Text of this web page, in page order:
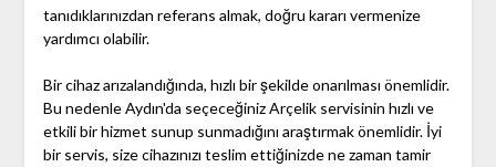
tanıdıklarınızdan referans almak, doğru kararı vermenize
yardımcı olabilir.
Bir cihaz arızalandığında, hızlı bir şekilde onarılması önemlidir.
Bu nedenle Aydın'da seçeceğiniz Arçelik servisinin hızlı ve
etkili bir hizmet sunup sunmadığını araştırmak önemlidir. İyi
bir servis, size cihazınızı teslim ettiğinizde ne zaman tamir